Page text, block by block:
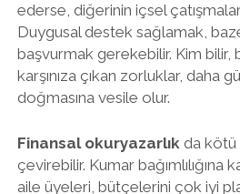
ederse, diğerinin içsel
Duygusal destek sağlamak,
başvurmak gerekebilir. Kim bilir,
karşınıza çıkan zorluklar, daha
doğmasına vesile olur.
Finansal okuryazarlık da kötü
çevirebilir. Kumar bağımlılığına
aile üyeleri, bütçelerini çok iyi